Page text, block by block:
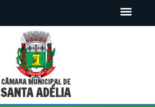
CÂMARA MUNICIPAL DE
SANTA ADÉLIA